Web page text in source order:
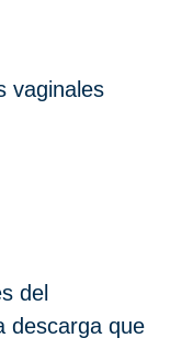
vaginales
del
descarga que